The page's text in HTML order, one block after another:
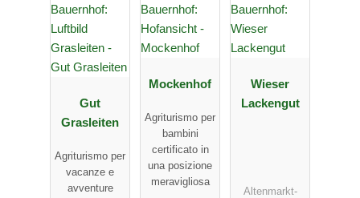
Gut
Grasleiten
Agriturismo per
vacanze e
avventure
Mockenhof
Agriturismo per
bambini
certificato in
una posizione
meravigliosa
Wieser
Lackengut
Altenmarkt-